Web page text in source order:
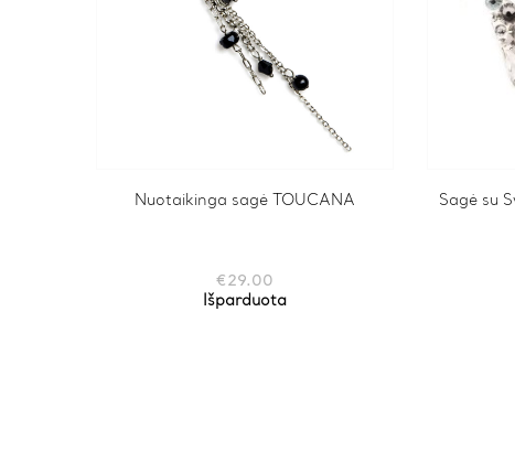
Nuotaikinga sagė TOUCANA
€ 29.00
Išparduota
Sagė su